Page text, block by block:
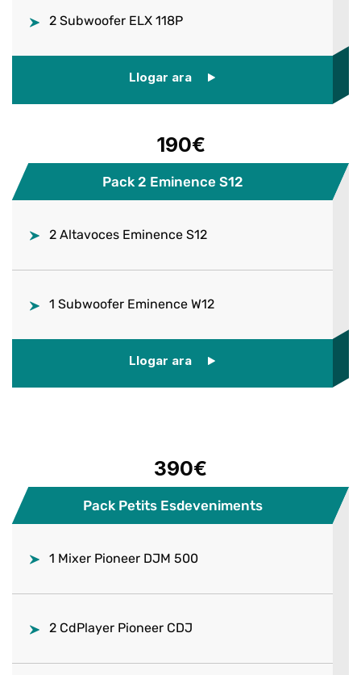
2 Subwoofer ELX 118P
Llogar ara
190€
Pack 2 Eminence S12
2 Altavoces Eminence S12
1 Subwoofer Eminence W12
Llogar ara
390€
Pack Petits Esdeveniments
1 Mixer Pioneer DJM 500
2 CdPlayer Pioneer CDJ